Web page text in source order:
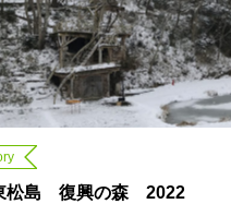
松島 復興の森 2022